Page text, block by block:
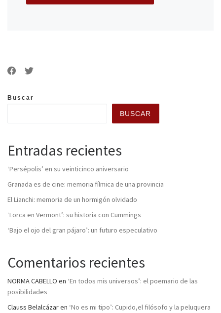
Buscar
BUSCAR
Entradas recientes
‘Persépolis’ en su veinticinco aniversario
Granada es de cine: memoria fílmica de una provincia
El Lianchi: memoria de un hormigón olvidado
‘Lorca en Vermont’: su historia con Cummings
‘Bajo el ojo del gran pájaro’: un futuro especulativo
Comentarios recientes
NORMA CABELLO en ‘En todos mis universos’: el poemario de las
posibilidades
Clauss Belalcázaren ‘No es mi tipo’: Cupido,el filósofo y la peluquera